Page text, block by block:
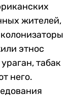
жителей,
этнос
табак
него.